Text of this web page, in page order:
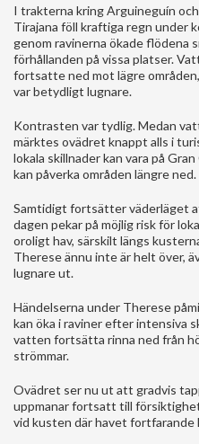
I trakterna kring Arguineguín
Tirajana föll kraftiga regn under
genom ravinerna ökade flödena
förhållanden på vissa platser.
fortsatte ned mot lägre
var betydligt lugnare.
Kontrasten var tydlig. Medan
märktes ovädret knappt alls i
lokala skillnader kan vara på
kan påverka områden längre ned.
Samtidigt fortsätter väderläget
dagen pekar på möjlig risk för
oroligt hav, särskilt längs
Therese ännu inte är helt över,
lugnare ut.
Händelserna under Therese
kan öka i raviner efter intensiva
vatten fortsätta rinna ned från
strömmar.
Ovädret ser nu ut att gradvis
uppmanar fortsatt till
vid kusten där havet fortfarande